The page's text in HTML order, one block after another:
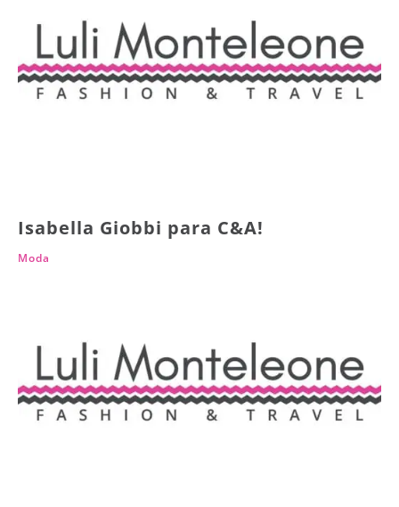
Isabella Giobbi para C&A!
Moda